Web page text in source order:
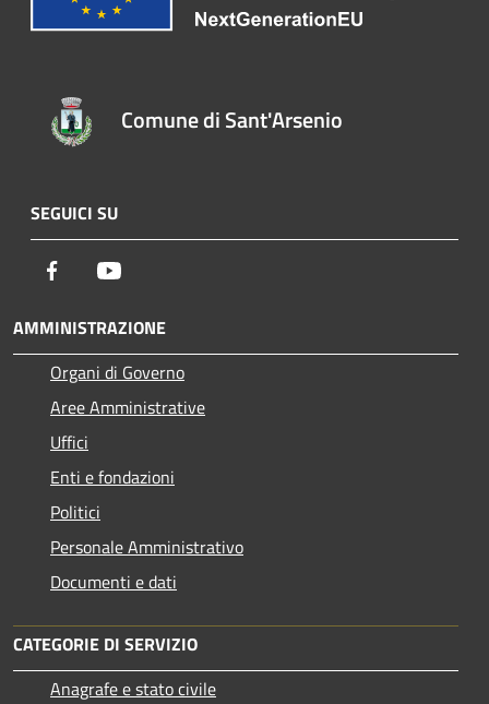
Comune di Sant'Arsenio
SEGUICI SU
Facebook
AMMINISTRAZIONE
Organi di Governo
Aree Amministrative
Uffici
Enti e fondazioni
Politici
Personale Amministrativo
Documenti e dati
CATEGORIE DI SERVIZIO
Anagrafe e stato civile